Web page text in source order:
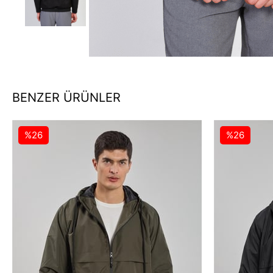
BENZER ÜRÜNLER
%26 %26